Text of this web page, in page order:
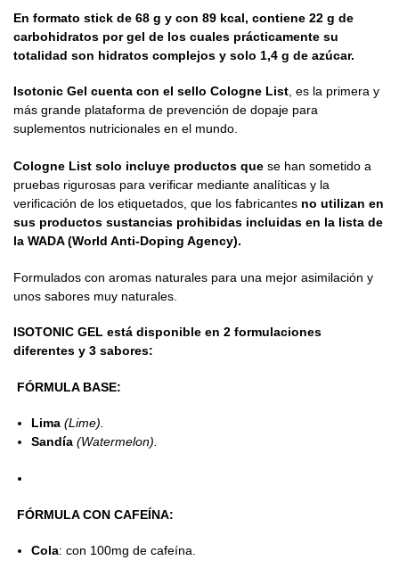
En formato stick de 68 g y con 89 kcal, contiene 22 g de
carbohidratos por gel de los cuales prácticamente su
totalidad son hidratos complejos y solo 1,4 g de azúcar.
Isotonic Gel cuenta con el sello Cologne List, es la primera y
más grande plataforma de prevención de dopaje para
suplementos nutricionales en el mundo.
Cologne List solo incluye productos que se han sometido a
pruebas rigurosas para verificar mediante analíticas y la
verificación de los etiquetados, que los fabricantes no utilizan en
sus productos sustancias prohibidas incluidas en la lista de
la WADA (World Anti-Doping Agency).
Formulados con aromas naturales para una mejor asimilación y
unos sabores muy naturales.
ISOTONIC GEL está disponible en 2 formulaciones
diferentes y 3 sabores:
FÓRMULA BASE:
Lima (Lime).
Sandía (Watermelon).
FÓRMULA CON CAFEÍNA:
Cola: con 100mg de cafeína.